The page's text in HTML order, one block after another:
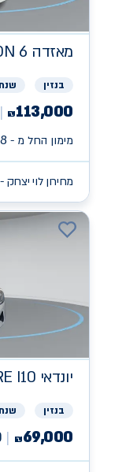
מאזדה 6
בנזין שנת
₪113,000
מימון החל מ -
מחירון לוי יצחק -
יונדאי I10
בנזין שנת
₪69,000